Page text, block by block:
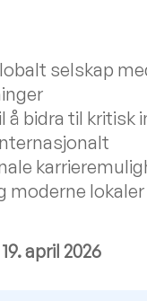
selskap
å bidra til kritisk
moderne
19. april 2026